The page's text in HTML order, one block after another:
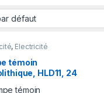
, Electricité
témoin
HLD11, 24
tête à